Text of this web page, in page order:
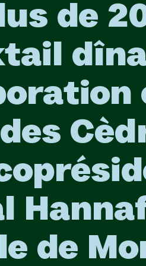
de
de